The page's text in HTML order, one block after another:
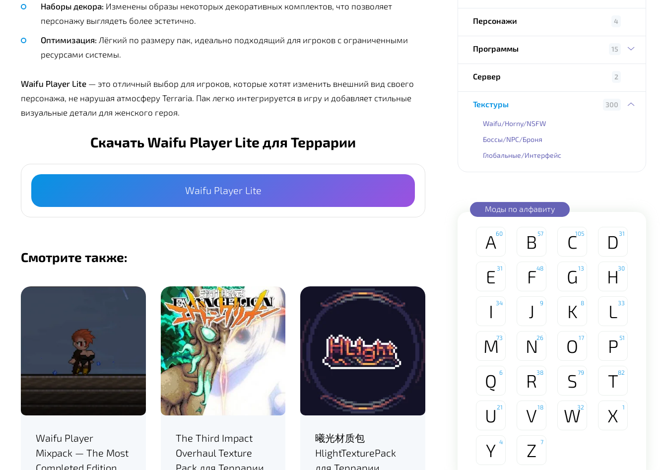
Наборы декора: Изменены образы некоторых декоративных комплектов, что позволяет
персонажу выглядеть более эстетично.
Оптимизация: Лёгкий по размеру пак, идеально подходящий для игроков с ограниченными
ресурсами системы.
Waifu Player Lite — это отличный выбор для игроков, которые хотят изменить внешний вид своего
персонажа, не нарушая атмосферу Terraria. Пак легко интегрируется в игру и добавляет стильные
визуальные детали для женского героя.
Скачать Waifu Player Lite для Террарии
Waifu Player Lite
Смотрите также:
Waifu Player
Mixpack — The Most
Completed Edition
The Third Impact
Overhaul Texture
Pack для Террарии
曦光材质包
HlightTexturePack
для Террарии
Персонажи 4
Программы 15
Сервер 2
Текстуры 300
Waifu/Horny/NSFW
Боссы/NPC/Броня
Глобальные/Интерфейс
Моды по алфавиту
A60 B 57 C105 D 31
E 31 F48 G 13 H30
I 34 J 9 K 8 L 33
M73 N26 O 17 P 51
Q 6 R38 S79 T82
U 21 V18 W32 X 1
Y 4 Z 7